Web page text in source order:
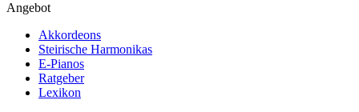
Angebot
Akkordeons
Steirische Harmonikas
E-Pianos
Ratgeber
Lexikon